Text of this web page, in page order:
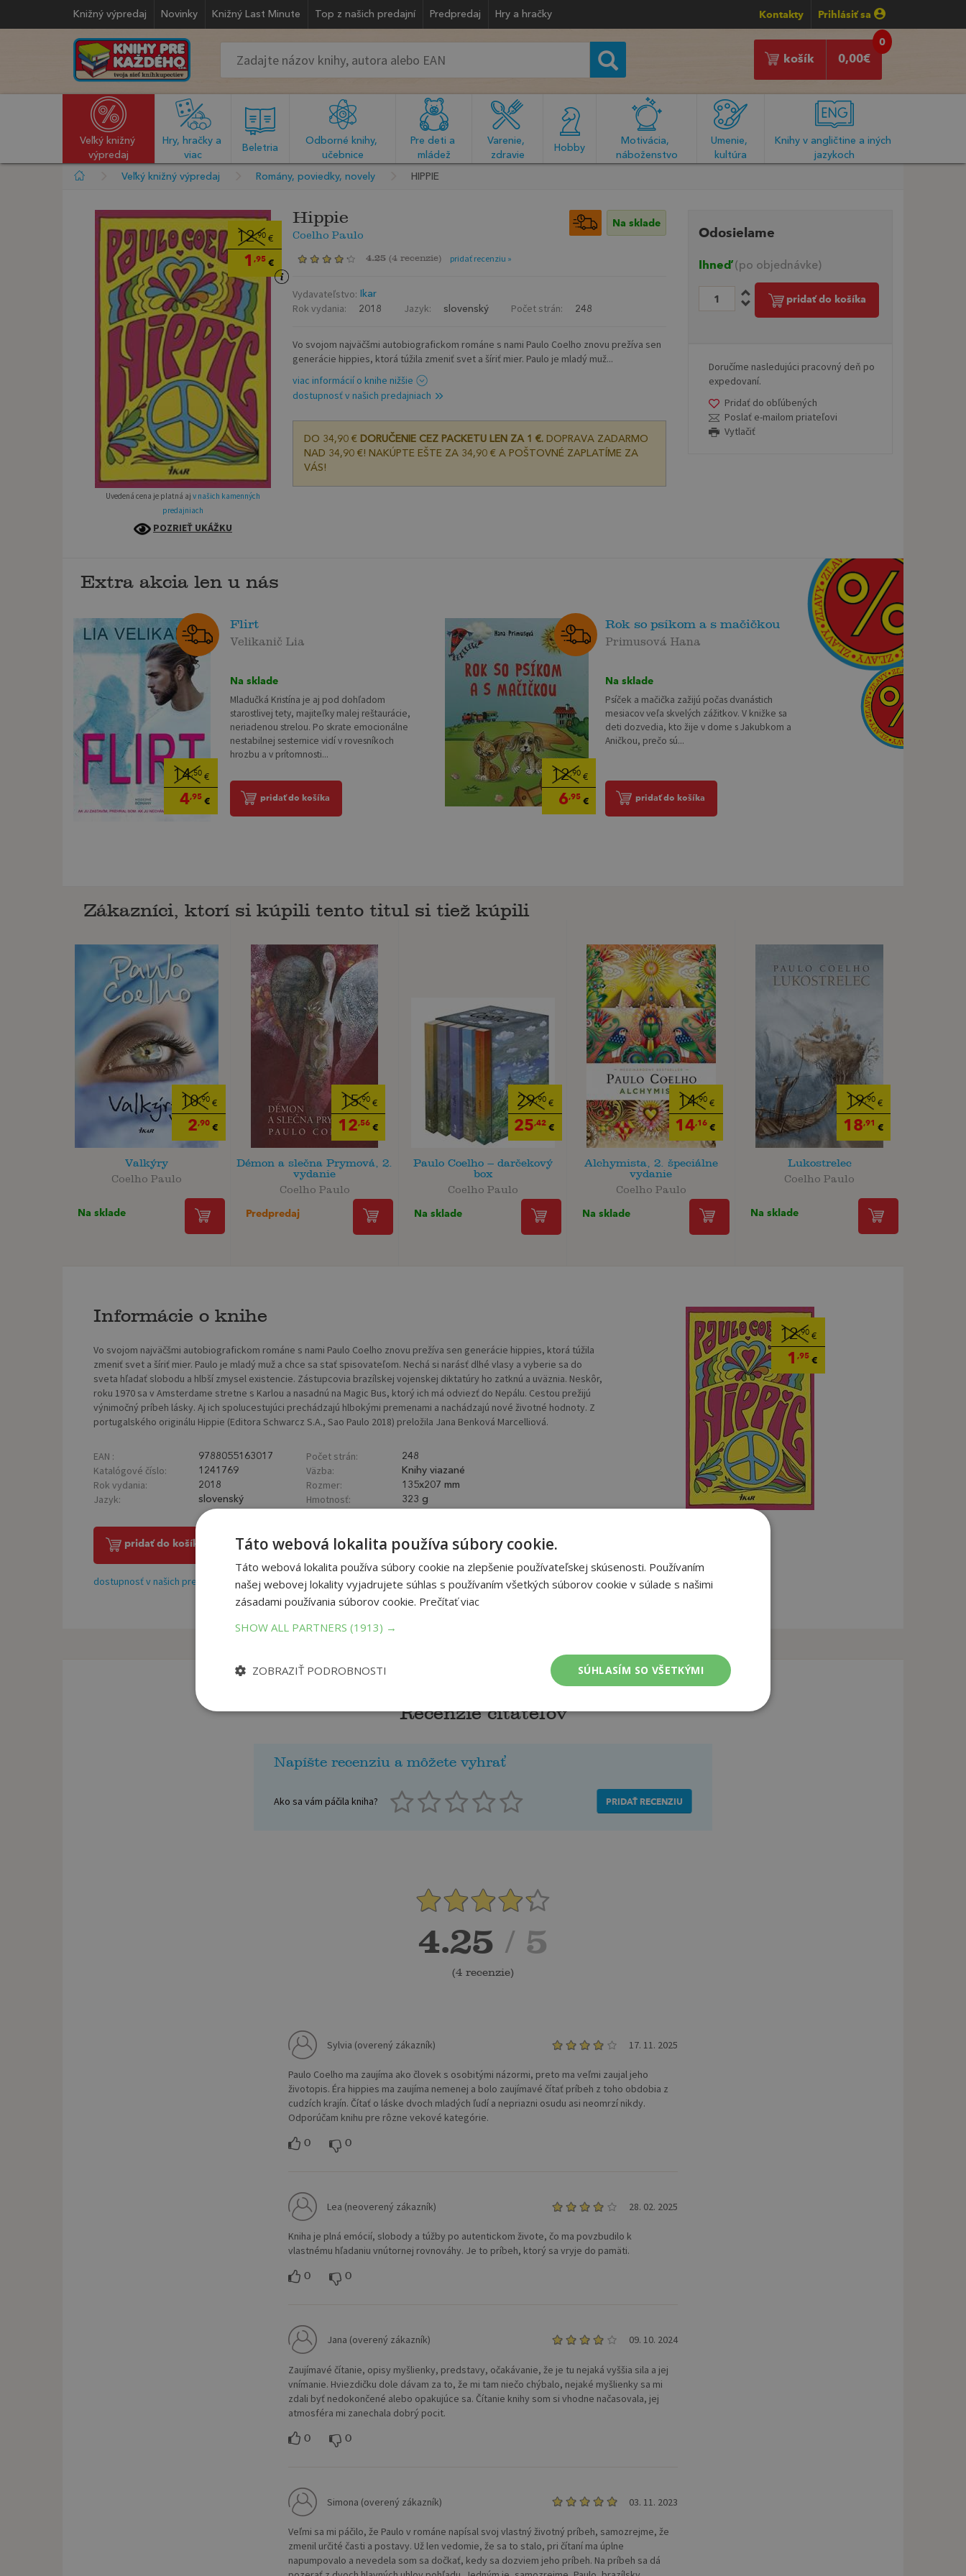
Knižný výpredaj Novinky Knižný Last Minute Top z našich predajní Predpredaj Hry a hračky Kontakty Prihlásiť sa
0
0,00€
košík
Veľký knižný
výpredaj
Hry, hračky a
viac
Beletria
Odborné knihy,
učebnice
Pre deti a
mládež
Varenie,
zdravie
Hobby
Motivácia,
náboženstvo
Umenie,
kultúra
Knihy v angličtine a iných
jazykoch
Veľký knižný výpredaj Romány, poviedky, novely HIPPIE
12,90 €
1,95 €
Uvedená cena je platná aj v našich kamenných
predajniach
POZRIEŤ UKÁŽKU
Hippie
Coelho Paulo
Na sklade
4.25 (4 recenzie) pridať recenziu »
Vydavateľstvo: Ikar
Rok vydania: 2018 Jazyk: slovenský Počet strán: 248
Vo svojom najväčšmi autobiografickom románe s nami Paulo Coelho znovu prežíva sen
generácie hippies, ktorá túžila zmeniť svet a šíriť mier. Paulo je mladý muž...
viac informácií o knihe nižšie
dostupnosť v našich predajniach
DO 34,90 € DORUČENIE CEZ PACKETU LEN ZA 1 €.DOPRAVA ZADARMO
NAD 34,90 €! NAKÚPTE EŠTE ZA 34,90 € A POŠTOVNÉ ZAPLATÍME ZA
VÁS!
Odosielame
Ihneď(po objednávke)
pridať do košíka
Doručíme nasledujúci pracovný deň po
expedovaní.
Pridať do obľúbených
Poslať e-mailom priateľovi
Vytlačiť
Extra akcia len u nás
14,50 €
4,95 €
Flirt
Velikanič Lia
Na sklade
Mladučká Kristína je aj pod dohľadom
starostlivej tety, majiteľky malej reštaurácie,
neriadenou strelou. Po skrate emocionálne
nestabilnej sesternice vidí v rovesníkoch
hrozbu a v prítomnosti...
pridať do košíka
12,90€
6,95€
Rok so psíkom a s mačičkou
Primusová Hana
Na sklade
Psíček a mačička zažijú počas dvanástich
mesiacov veľa skvelých zážitkov. V knižke sa
deti dozvedia, kto žije v dome s Jakubkom a
Aničkou, prečo sú...
pridať do košíka
Zákazníci, ktorí si kúpili tento titul si tiež kúpili
10,90 €
2,90 €
Valkýry
Coelho Paulo
Na sklade
15,90€
12,56€
Démon a slečna Prymová, 2.
vydanie
Coelho Paulo
Predpredaj
29,90 €
25,42 €
Paulo Coelho – darčekový
box
Coelho Paulo
Na sklade
14,90 €
14,16 €
Alchymista, 2. špeciálne
vydanie
Coelho Paulo
Na sklade
19,90€
18,91 €
Lukostrelec
Coelho Paulo
Na sklade
Informácie o knihe
Vo svojom najväčšmi autobiografickom románe s nami Paulo Coelho znovu prežíva sen generácie hippies, ktorá túžila
zmeniť svet a šíriť mier. Paulo je mladý muž a chce sa stať spisovateľom. Nechá si narásť dlhé vlasy a vyberie sa do
sveta hľadať slobodu a hlbší zmysel existencie. Zástupcovia brazílskej vojenskej diktatúry ho zatknú a uväznia. Neskôr,
roku 1970 sa v Amsterdame stretne s Karlou a nasadnú na Magic Bus, ktorý ich má odviezť do Nepálu. Cestou prežijú
výnimočný príbeh lásky. Aj ich spolucestujúci prechádzajú hlbokými premenami a nachádzajú nové životné hodnoty. Z
portugalského originálu Hippie (Editora Schwarcz S.A., Sao Paulo 2018) preložila Jana Benková Marcelliová.
EAN : 9788055163017
Katalógové číslo: 1241769
Rok vydania: 2018
Jazyk: slovenský
Počet strán: 248
Väzba: Knihy viazané
Rozmer: 135x207 mm
Hmotnosť: 323 g
pridať do košíka
dostupnosť v našich predajniach
12,90 €
1,95 €
Recenzie čitateľov
Napíšte recenziu a môžete vyhrať
Ako sa vám páčila kniha? PRIDAŤ RECENZIU
4.25 / 5
(4 recenzie)
Sylvia (overený zákazník) 17. 11. 2025
Paulo Coelho ma zaujíma ako človek s osobitými názormi, preto ma veľmi zaujal jeho
životopis. Éra hippies ma zaujíma nemenej a bolo zaujímavé čítať príbeh z toho obdobia z
cudzích krajín. Čítať o láske dvoch mladých ľudí a nepriazni osudu asi neomrzí nikdy.
Odporúčam knihu pre rôzne vekové kategórie.
0 0
Lea (neoverený zákazník) 28. 02. 2025
Kniha je plná emócií, slobody a túžby po autentickom živote, čo ma povzbudilo k
vlastnému hľadaniu vnútornej rovnováhy. Je to príbeh, ktorý sa vryje do pamäti.
0 0
Jana (overený zákazník) 09. 10. 2024
Zaujímavé čítanie, opisy myšlienky, predstavy, očakávanie, že je tu nejaká vyššia sila a jej
vnímanie. Hviezdičku dole dávam za to, že mi tam niečo chýbalo, nejaké myšlienky sa mi
zdali byť nedokončené alebo opakujúce sa. Čítanie knihy som si vhodne načasovala, jej
atmosféra mi zanechala dobrý pocit.
0 0
Simona (overený zákazník) 03. 11. 2023
Veľmi sa mi páčilo, že Paulo v románe napísal svoj vlastný životný príbeh, samozrejme, že
zmenil určité časti a postavy. Už len vedomie, že sa to stalo, pri čítaní ma úplne
napumpovalo a nevedela som sa dočkať, kedy sa dozviem jeho príbeh. Na príbeh sa dá
Táto webová lokalita používa súbory cookie.
Táto webová lokalita používa súbory cookie na zlepšenie používateľskej skúsenosti. Používaním
našej webovej lokality vyjadrujete súhlas s používaním všetkých súborov cookie v súlade s našimi
zásadami používania súborov cookie. Prečítať viac
SHOW ALL PARTNERS (1913) →
SÚHLASÍM SO VŠETKÝMI
ZOBRAZIŤ PODROBNOSTI